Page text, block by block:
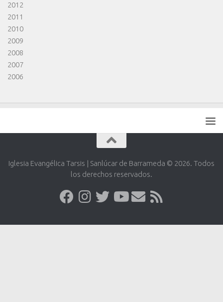
2012
2011
2010
2009
2008
2007
2006
Iglesia Evangélica Tarsis | Sanlúcar de Barrameda © 2026. Todos
los derechos reservados.